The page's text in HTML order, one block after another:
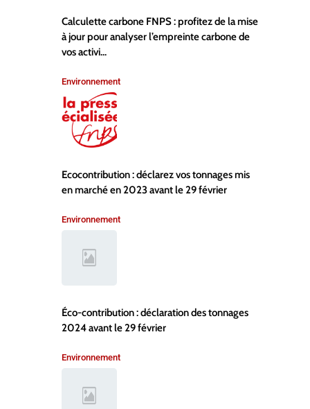
Calculette carbone FNPS : profitez de la mise
à jour pour analyser l’empreinte carbone de
vos activi...
Ecocontribution : déclarez vos tonnages mis
en marché en 2023 avant le 29 février
Environnement
Éco-contribution : déclaration des tonnages
2024 avant le 29 février
Environnement
Environnement